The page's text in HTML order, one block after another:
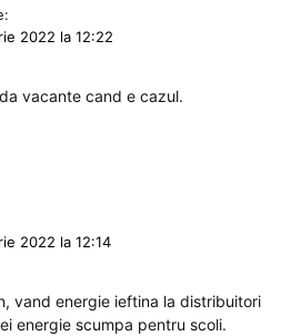
2022 la 12:22
vacante cand e cazul.
2022 la 12:14
vand energie ieftina la distribuitori
energie scumpa pentru scoli.